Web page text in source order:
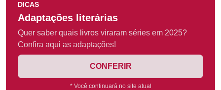
DICAS
Adaptações literárias
Quer saber quais livros viraram séries em 2025?
Confira aqui as adaptações!
CONFERIR
* Você continuará no site atual